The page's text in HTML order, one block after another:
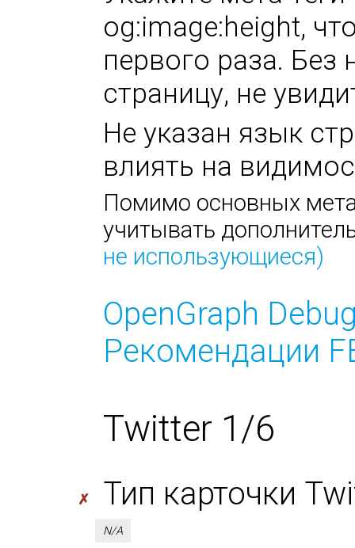
og:image:height,
первого раза. Без
страницу, не
Не указан язык
влиять на
Помимо основных
учитывать
не использующиеся)
OpenGraph
Рекомендации
Twitter 1/6
✗ Тип карточки
N/A